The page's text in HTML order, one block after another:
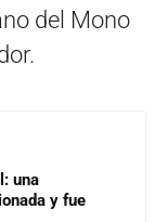
del Mono
una
y fue